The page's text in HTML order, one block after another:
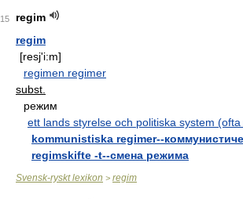
15
regim
regim
[resj'i:m]
regimen regimer
subst.
режим
ett lands styrelse och politiska system
kommunistiska regimer--
regimskifte -t--смена режима
Svensk-ryskt lexikon > regim